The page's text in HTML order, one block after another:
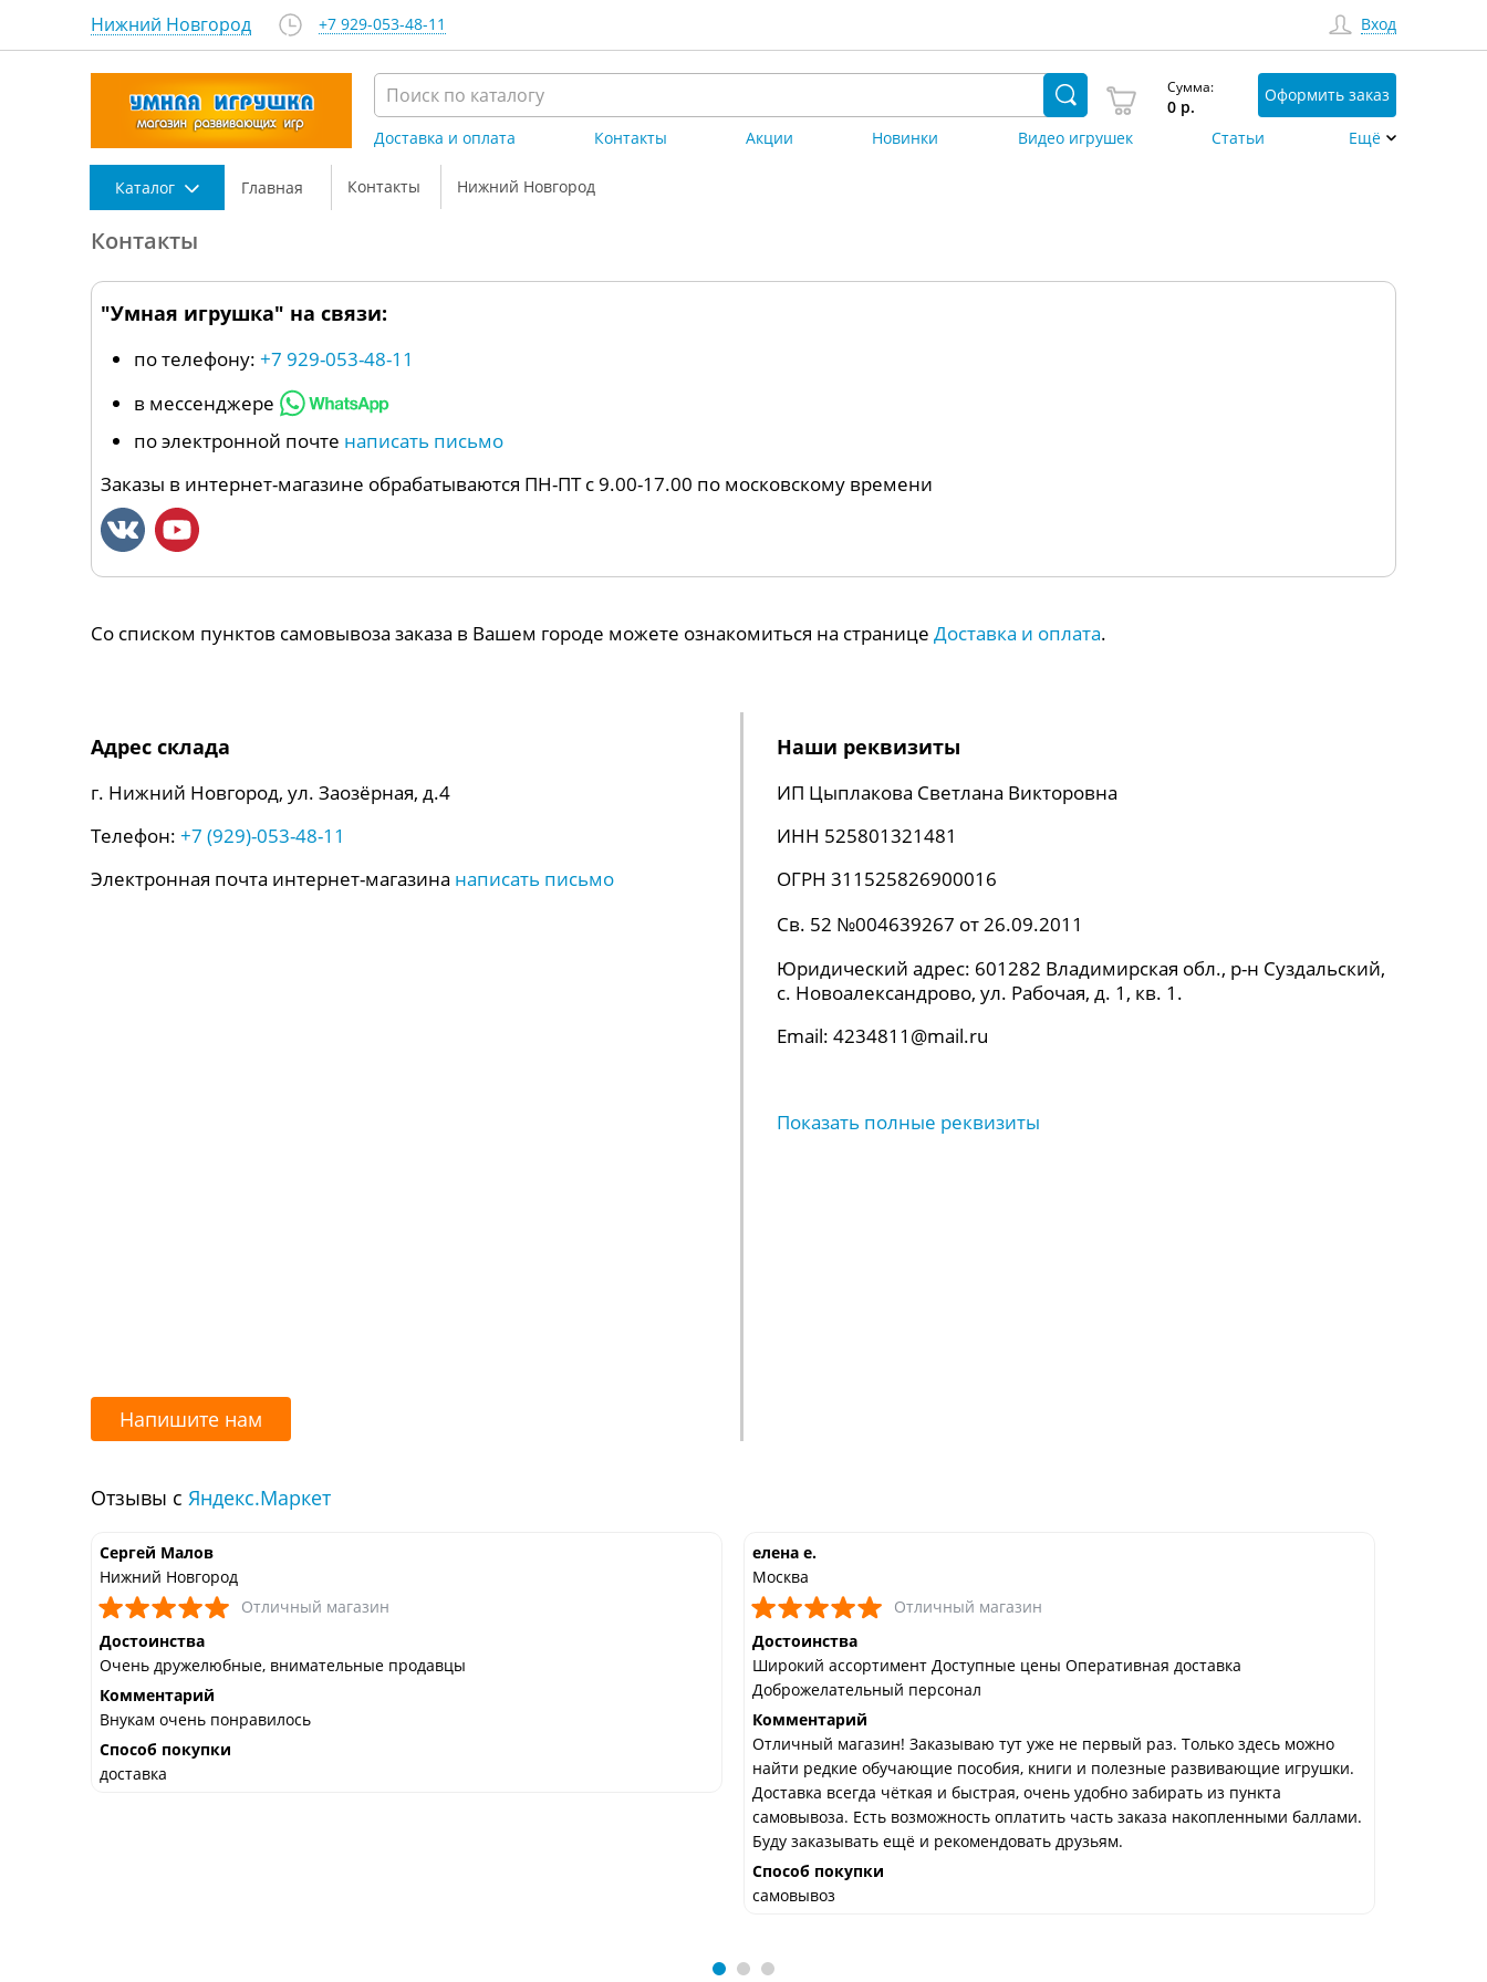
Нижний Новгород +7 929-053-48-11 Вход
Сумма:
0 р.
Оформить заказ
Доставка и оплата Контакты Акции Новинки Видео игрушек Статьи Ещё
Каталог Главная Контакты Нижний Новгород
Контакты
"Умная игрушка" на связи:
по телефону: +7 929-053-48-11
в мессенджере
по электронной почте написать письмо
Заказы в интернет-магазине обрабатываются ПН-ПТ с 9.00-17.00 по московскому времени
Со списком пунктов самовывоза заказа в Вашем городе можете ознакомиться на странице Доставка и оплата.
Адрес склада
г. Нижний Новгород, ул. Заозёрная, д.4
Телефон: +7 (929)-053-48-11
Электронная почта интернет-магазина написать письмо
Напишите нам
Наши реквизиты
ИП Цыплакова Светлана Викторовна
ИНН 525801321481
ОГРН 311525826900016
Св. 52 №004639267 от 26.09.2011
Юридический адрес: 601282 Владимирская обл., р-н Суздальский,
с. Новоалександрово, ул. Рабочая, д. 1, кв. 1.
Email: 4234811@mail.ru
Показать полные реквизиты
Отзывы с Яндекс.Маркет
Сергей Малов
Нижний Новгород
Отличный магазин
Достоинства
Очень дружелюбные, внимательные продавцы
Комментарий
Внукам очень понравилось
Способ покупки
доставка
елена е.
Москва
Отличный магазин
Достоинства
Широкий ассортимент Доступные цены Оперативная доставка
Доброжелательный персонал
Комментарий
Отличный магазин! Заказываю тут уже не первый раз. Только здесь можно
найти редкие обучающие пособия, книги и полезные развивающие игрушки.
Доставка всегда чёткая и быстрая, очень удобно забирать из пункта
самовывоза. Есть возможность оплатить часть заказа накопленными баллами.
Буду заказывать ещё и рекомендовать друзьям.
Способ покупки
самовывоз